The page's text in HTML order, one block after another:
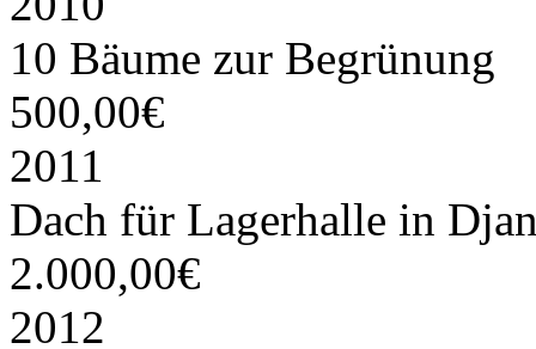
10 Bäume zur Begrünung
500,00€
2011
Dach für Lagerhalle in
2.000,00€
2012